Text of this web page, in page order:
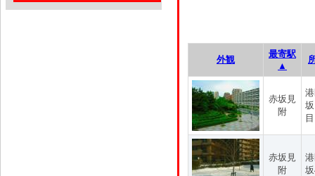
外観
最寄駅
▲
赤坂見
附
目
赤坂見
附